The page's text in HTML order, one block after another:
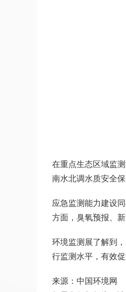
在重点生态区域监
南水北调水质安全
应急监测能力建设
方面，臭氧预报、
环境监测展了解到
行监测水平，有效
来源：中国环境网